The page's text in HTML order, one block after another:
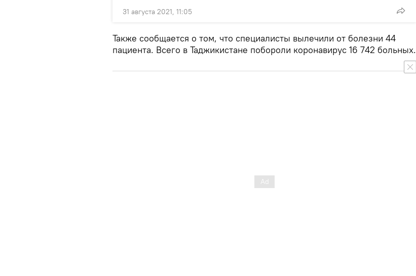
31 августа 2021, 11:05
Также сообщается о том, что специалисты вылечили от болезни 44
пациента. Всего в Таджикистане побороли коронавирус 16 742 больных.